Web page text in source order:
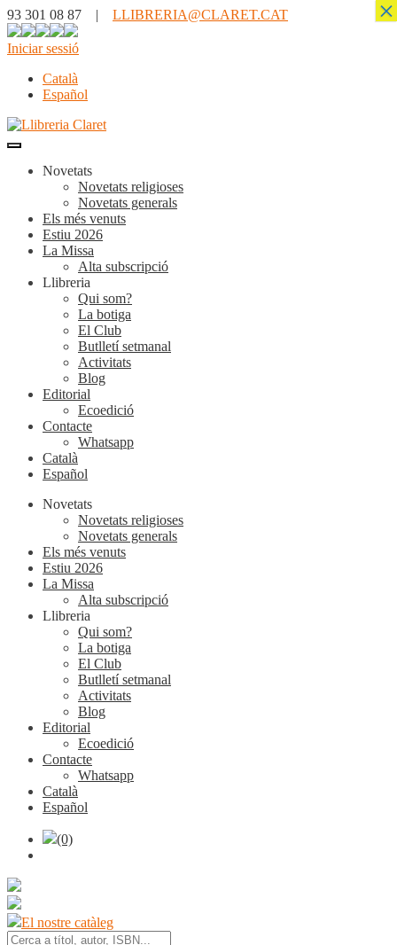
93 301 08 87 | LLIBRERIA@CLARET.CAT
Iniciar sessió
Català
Español
Novetats
Novetats religioses
Novetats generals
Els més venuts
Estiu 2026
La Missa
Alta subscripció
Llibreria
Qui som?
La botiga
El Club
Butlletí setmanal
Activitats
Blog
Editorial
Ecoedició
Contacte
Whatsapp
Català
Español
Novetats
Novetats religioses
Novetats generals
Els més venuts
Estiu 2026
La Missa
Alta subscripció
Llibreria
Qui som?
La botiga
El Club
Butlletí setmanal
Activitats
Blog
Editorial
Ecoedició
Contacte
Whatsapp
Català
Español
(0)
El nostre catàleg
×